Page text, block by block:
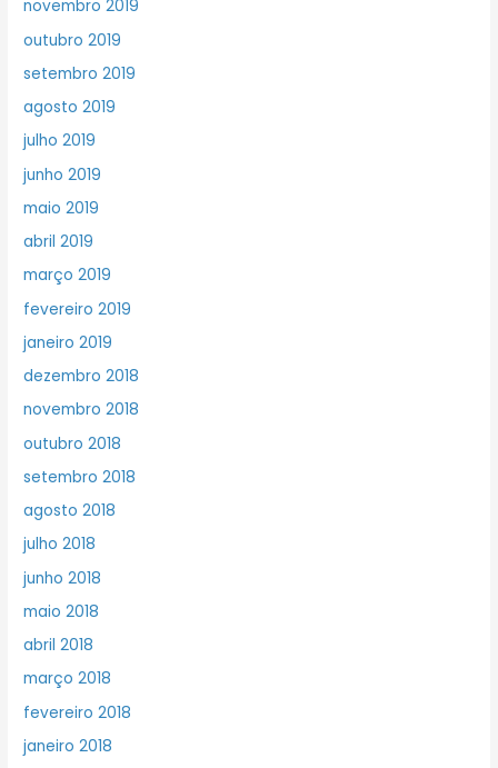
novembro 2019
outubro 2019
setembro 2019
agosto 2019
julho 2019
junho 2019
maio 2019
abril 2019
março 2019
fevereiro 2019
janeiro 2019
dezembro 2018
novembro 2018
outubro 2018
setembro 2018
agosto 2018
julho 2018
junho 2018
maio 2018
abril 2018
março 2018
fevereiro 2018
janeiro 2018